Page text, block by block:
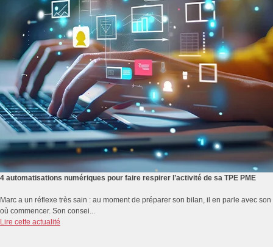
4 automatisations numériques pour faire respirer l’activité de sa TPE PME
Marc a un réflexe très sain : au moment de préparer son bilan, il en parle avec
où commencer. Son consei...
Lire cette actualité